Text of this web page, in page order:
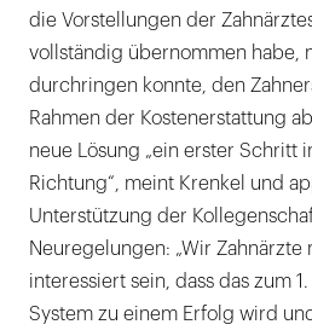
die Vorstellungen der
vollständig übernommen habe,
durchringen konnte, den
Rahmen der Kostenerstattung
neue Lösung „ein erster Schritt
Richtung“, meint Krenkel und
Unterstützung der
Neuregelungen: „Wir Zahnärzte
interessiert sein, dass das zum
System zu einem Erfolg wird